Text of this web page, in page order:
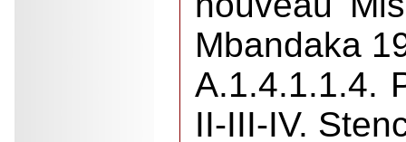
Mbandaka
A.1.4.1.1.4.
II-III-IV.